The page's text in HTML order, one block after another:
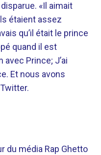
«Il aimait
étaient assez
qu’il était le prince
quand il est
avec Prince; J’ai
Et nous avons
du média Rap Ghetto